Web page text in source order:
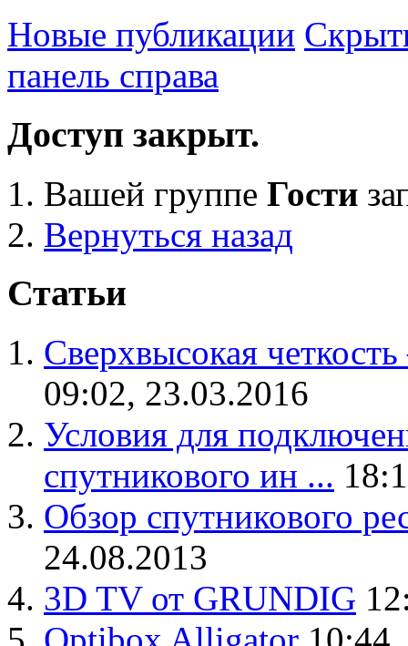
Новые публикации
панель справа
Доступ закрыт.
Вашей группе Гости
Вернуться назад
Статьи
Сверхвысокая
09:02, 23.03.2016
Условия для
спутникового ин ...
Обзор спутникового
24.08.2013
3D TV от GRUNDIG